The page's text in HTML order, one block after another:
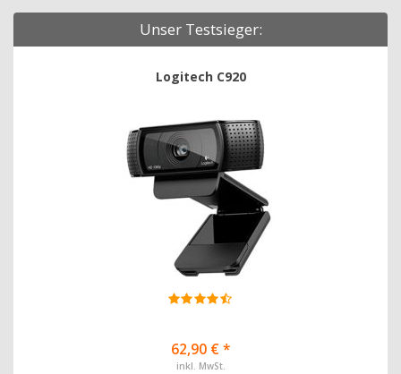
Unser Testsieger:
Logitech C920
62,90 € *
inkl. MwSt.